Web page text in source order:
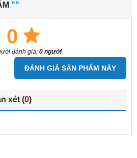
""
0
đánh giá: 0 người
ĐÁNH GIÁ SẢN PHẨM NÀY
xét (0)